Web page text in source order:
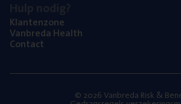
Klan­ten­zo­ne
Van­b­re­da Health
Con­tact
© 2026 Vanbreda Risk &